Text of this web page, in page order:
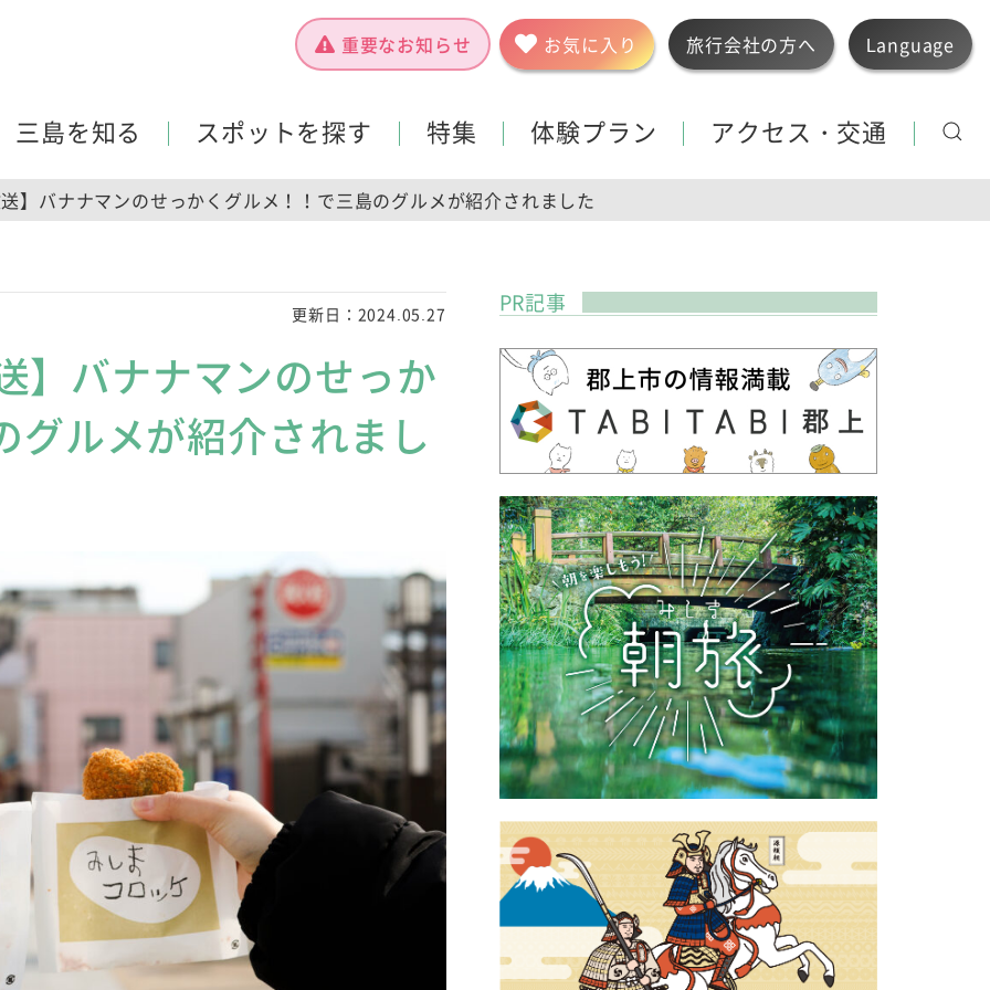
重要なお知らせ お気に入り 旅行会社の方へ Language
三島を知る スポットを探す 特集 体験プラン アクセス・交通
】バナナマンのせっかくグルメ！！で三島のグルメが紹介されました
更新日： 2024.05.27
】バナナマンのせっか
グルメが紹介されまし
PR記事